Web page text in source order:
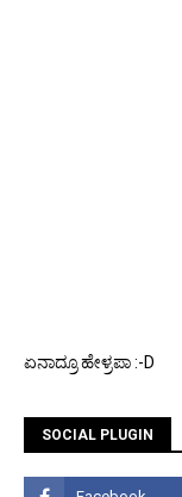
ಏನಾದ್ರೂ ಹೇಳ್ರಪಾ :-D
SOCIAL PLUGIN